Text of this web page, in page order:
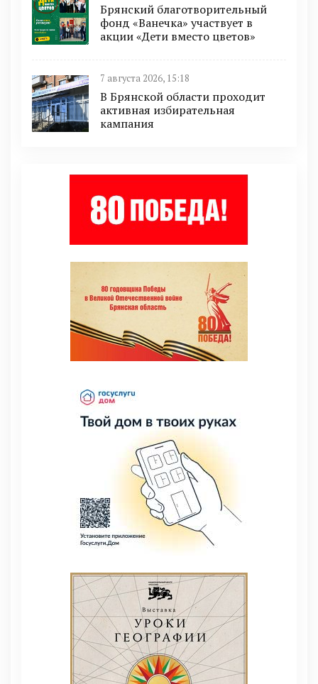
Брянский благотворительный
фонд «Ванечка» участвует в
акции «Дети вместо цветов»
7 августа 2026, 15:18
В Брянской области проходит
активная избирательная
кампания